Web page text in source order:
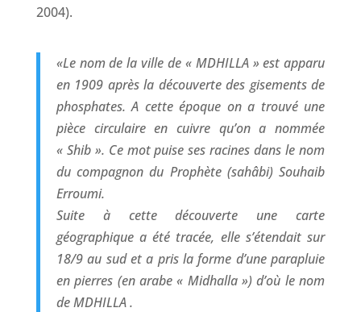
2004).
«Le nom de la ville de « MDHILLA » est apparu
en 1909 après la découverte des gisements de
phosphates. A cette époque on a trouvé une
pièce circulaire en cuivre qu’on a nommée
« Shib ». Ce mot puise ses racines dans le nom
du compagnon du Prophète (sahâbi) Souhaib
Erroumi.
Suite à cette découverte une carte
géographique a été tracée, elle s’étendait sur
18/9 au sud et a pris la forme d’une parapluie
en pierres (en arabe « Midhalla ») d’où le nom
de MDHILLA .